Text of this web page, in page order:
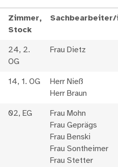
Zimmer,
Stock
Sachbearbeiter/
24, 2.
OG
Frau Dietz
14, 1. OG
Herr Nieß
Herr Braun
02, EG
Frau Mohn
Frau Geprägs
Frau Benski
Frau Sontheimer
Frau Stetter